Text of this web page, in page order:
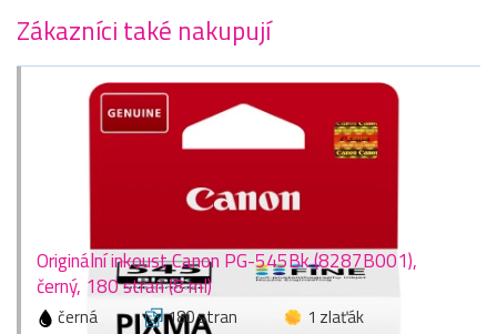
Zákazníci také nakupují
Originální inkoust Canon PG-545Bk (8287B001),
černý, 180 stran (8 ml)
černá 180 stran
1 zlaťák